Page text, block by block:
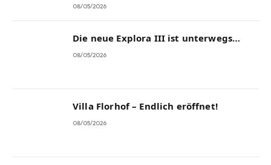
08/05/2026
Die neue Explora III ist unterwegs…
08/05/2026
Villa Florhof – Endlich eröffnet!
08/05/2026